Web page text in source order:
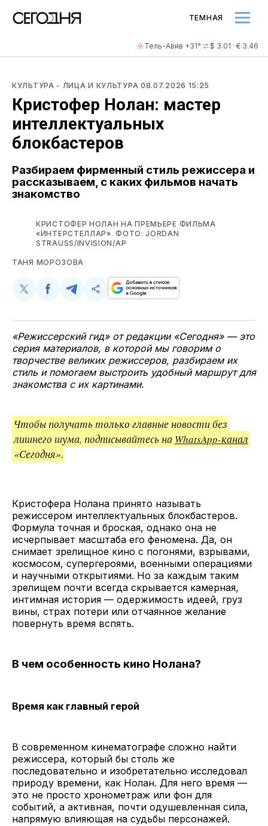
Тель-Авив +31° $ 3.01 · € 3.46
ТЕМНАЯ
КУЛЬТУРА - ЛИЦА И КУЛЬТУРА 08.07.2026 15:25
Кристофер Нолан: мастер
интеллектуальных
блокбастеров
Разбираем фирменный стиль режиссера и
рассказываем, с каких фильмов начать
знакомство
КРИСТОФЕР НОЛАН НА ПРЕМЬЕРЕ ФИЛЬМА
«ИНТЕРСТЕЛЛАР». ФОТО: JORDAN
STRAUSS/INVISION/AP
ТАНЯ МОРОЗОВА
Поделиться
Twitter
Поделиться
Facebook
Поделиться
Telegram
Скопируйте
поделитесь
«Режиссерский гид» от редакции «Сегодня» — это
серия материалов, в которой мы говорим о
творчестве великих режиссеров, разбираем их
стиль и помогаем выстроить удобный маршрут для
знакомства с их картинами.
Чтобы получать только главные новости без
лишнего шума, подписывайтесь на WhatsApp-канал
«Сегодня».
Кристофера Нолана принято называть
режиссером интеллектуальных блокбастеров.
Формула точная и броская, однако она не
исчерпывает масштаба его феномена. Да, он
снимает зрелищное кино с погонями, взрывами,
космосом, супергероями, военными операциями
и научными открытиями. Но за каждым таким
зрелищем почти всегда скрывается камерная,
интимная история — одержимость идеей, груз
вины, страх потери или отчаянное желание
повернуть время вспять.
В чем особенность кино Нолана?
Время как главный герой
В современном кинематографе сложно найти
режиссера, который бы столь же
последовательно и изобретательно исследовал
природу времени, как Нолан. Для него время —
это не просто хронометраж или фон для
событий, а активная, почти одушевленная сила,
напрямую влияющая на судьбы персонажей.